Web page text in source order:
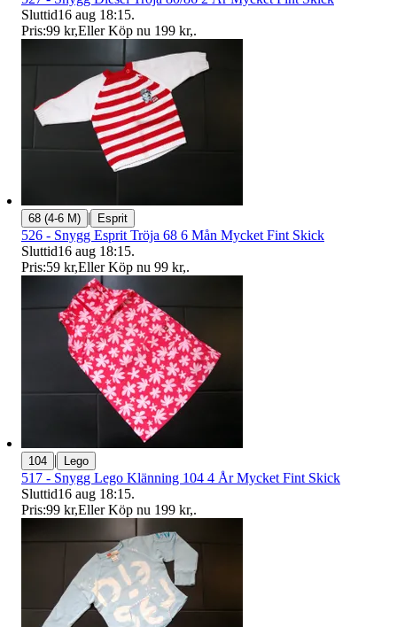
Sluttid16 aug 18:15.
Pris:99 kr,Eller Köp nu 199 kr,.
68 (4-6 M) | Esprit
526 - Snygg Esprit Tröja 68 6 Mån Mycket Fint Skick
Sluttid16 aug 18:15.
Pris:59 kr,Eller Köp nu 99 kr,.
104 | Lego
517 - Snygg Lego Klänning 104 4 År Mycket Fint Skick
Sluttid16 aug 18:15.
Pris:99 kr,Eller Köp nu 199 kr,.